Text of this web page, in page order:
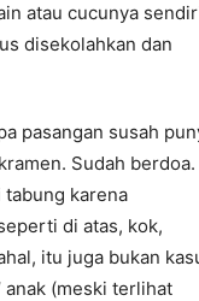
atau cucunya
disekolahkan dan
pasangan susah
Sudah berdoa.
tabung karena
di atas, kok,
itu juga bukan
anak (meski terlihat